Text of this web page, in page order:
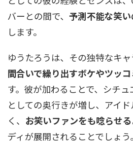
バーとの間で、 予測不能な笑
します。
ゆうたろうは、その独特なキャ
間合いで繰り出すボケやツッコ
す。彼が加わることで、シチ
としての奥行きが増し、アイ
く、 お笑いファンをも唸らせる
ディが展開されることでしょう。